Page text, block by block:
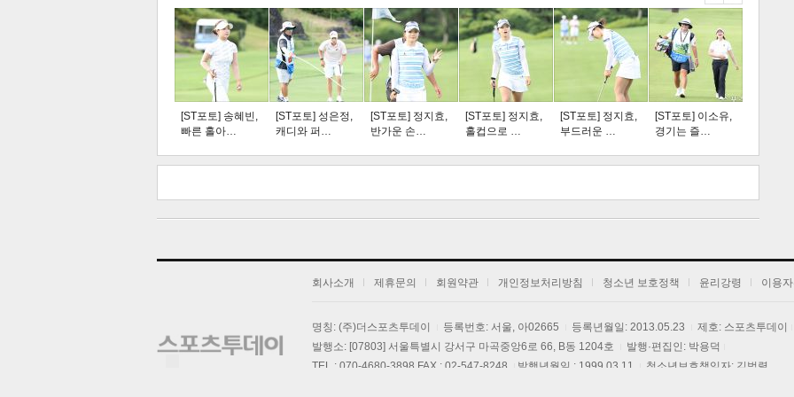
스북 터 공 오톡 공유 버블 트 크 트 축 사 하기 보기
주요뉴스
연예 라이프
[ST포토] 송혜빈,
빠른 홀아…
[ST포토] 성은정,
캐디와 퍼…
[ST포토] 정지효,
반가운 손…
[ST포토] 정지효,
홀컵으로 …
[ST포토] 정지효,
부드러운 …
[ST포토] 이소유,
경기는 즐…
회사소개 제휴문의 회원약관 개인정보처리방침 청소년 보호정책 윤리강령 이용
명칭: (주)더스포츠투데이 등록번호: 서울, 아02665 등록년월일: 2013.05.23
제호: 스포츠투데이
발행소: [07803] 서울특별시 강서구 마곡중앙6로 66, B동 1204호
발행·편집인: 박용덕
TEL : 070-4680-3898 FAX : 02-547-8248
발행년월일 : 1999.03.11
청소년보호책임자: 김범렬